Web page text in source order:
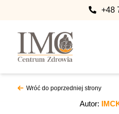
+48
Wróć do poprzedniej strony
Autor: